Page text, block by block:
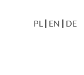
PL EN DE